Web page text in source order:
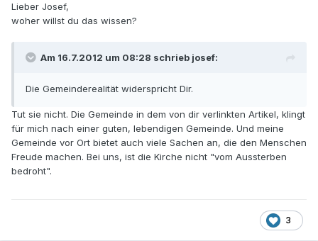
Lieber Josef,
woher willst du das wissen?
Am 16.7.2012 um 08:28 schrieb josef:
Die Gemeinderealität widerspricht Dir.
Tut sie nicht. Die Gemeinde in dem von dir verlinkten Artikel, klingt
für mich nach einer guten, lebendigen Gemeinde. Und meine
Gemeinde vor Ort bietet auch viele Sachen an, die den Menschen
Freude machen. Bei uns, ist die Kirche nicht "vom Aussterben
bedroht".
3